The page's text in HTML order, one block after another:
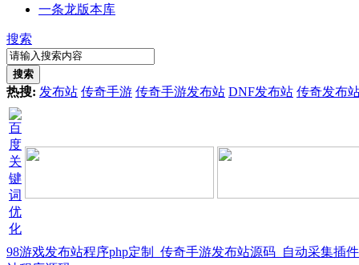
一条龙版本库
搜索
搜索
热搜: 发布站 传奇手游 传奇手游发布站 DNF发布站 传奇发布
98游戏发布站程序php定制_传奇手游发布站源码_自动采集插